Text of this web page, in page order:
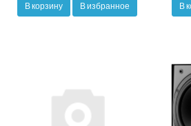
В корзину В избранное В